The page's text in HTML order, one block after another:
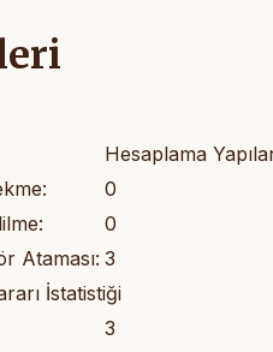
Hesaplama
0
0
Ataması: 3
İstatistiği
3